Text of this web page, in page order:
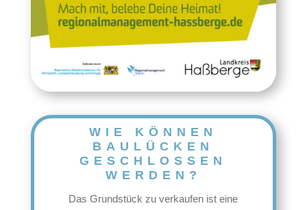
WIE KÖNNEN
BAULÜCKEN
GESCHLOSSEN
WERDEN?
Das Grundstück zu verkaufen ist eine